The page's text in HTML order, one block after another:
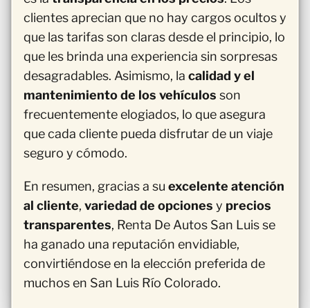
clientes aprecian que no hay cargos ocultos y
que las tarifas son claras desde el principio, lo
que les brinda una experiencia sin sorpresas
desagradables. Asimismo, la calidad y el
mantenimiento de los vehículos son
frecuentemente elogiados, lo que asegura
que cada cliente pueda disfrutar de un viaje
seguro y cómodo.
En resumen, gracias a su excelente atención
al cliente, variedad de opciones y precios
transparentes, Renta De Autos San Luis se
ha ganado una reputación envidiable,
convirtiéndose en la elección preferida de
muchos en San Luis Río Colorado.